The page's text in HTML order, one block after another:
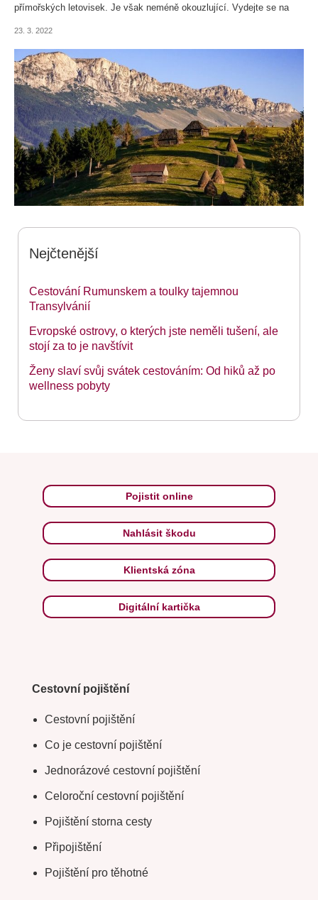
přímořských letovisek. Je však neméně okouzlující. Vydejte se na
23. 3. 2022
Nejčtenější
Cestování Rumunskem a toulky tajemnou
Transylvánií
Evropské ostrovy, o kterých jste neměli tušení, ale
stojí za to je navštívit
Ženy slaví svůj svátek cestováním: Od hiků až po
wellness pobyty
Pojistit online
Nahlásit škodu
Klientská zóna
Digitální kartička
Cestovní pojištění
Cestovní pojištění
Co je cestovní pojištění
Jednorázové cestovní pojištění
Celoroční cestovní pojištění
Pojištění storna cesty
Připojištění
Pojištění pro těhotné